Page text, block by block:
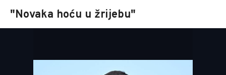
"Novaka hoću u žrijebu"